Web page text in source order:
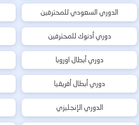
الدوري السعودي للمحترفين
دوري أدنوك للمحترفين
دوري أبطال اوروبا
دوري أبطال أفريقيا
الدوري الإنجليزي